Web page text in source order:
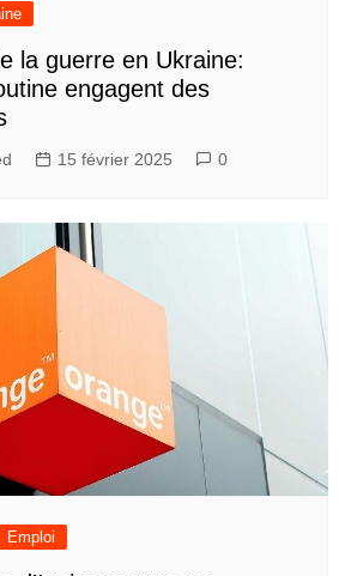
la guerre en Ukraine:
engagent des
15 février 2025 0
Emploi